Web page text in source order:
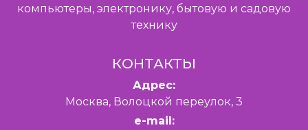
компьютеры, электронику, бытовую и садовую
технику
КОНТАКТЫ
Адрес:
Москва, Волоцкой переулок, 3
e-mail: